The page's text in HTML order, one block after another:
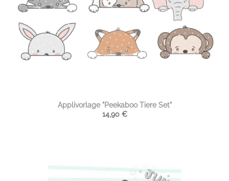
Applivorlage "Peekaboo Tiere Set"
14,90 €